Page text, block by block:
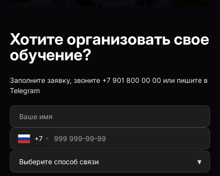
Хотите организовать свое
обучение?
Заполните заявку, звоните +7 901 800 00 00 или пишите в
Telegram
+7